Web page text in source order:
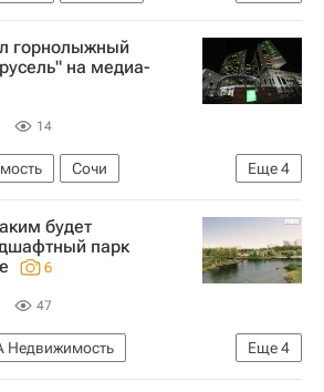
валютных ипотечников
горнолыжный
на медиа-
14
Еще4
Сочи
Дмитрий Козак
Россиябудет
парк
6
47
Еще4
Недвижимость
Парки Россия